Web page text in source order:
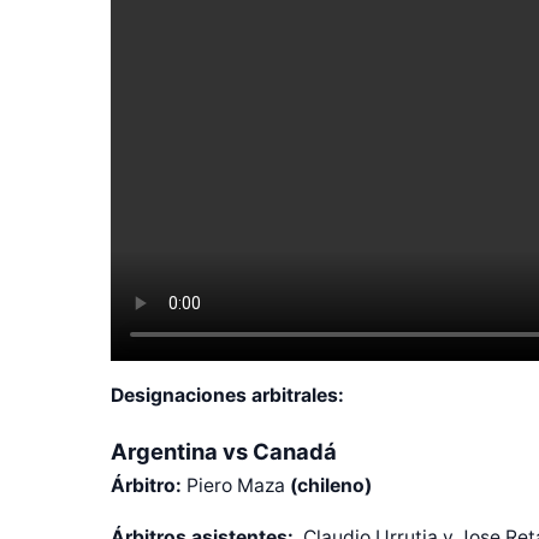
Designaciones arbitrales:
Argentina vs Canadá
Árbitro: Piero Maza (chileno)